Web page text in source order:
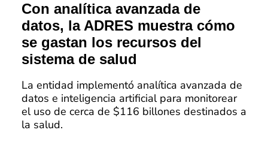
Con analítica avanzada de
datos, la ADRES muestra cómo
se gastan los recursos del
sistema de salud
La entidad implementó analítica avanzada de
datos e inteligencia artificial para monitorear
el uso de cerca de $116 billones destinados a
la salud.